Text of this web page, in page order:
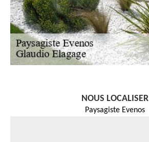
NOUS LOCALISER
Paysagiste Evenos